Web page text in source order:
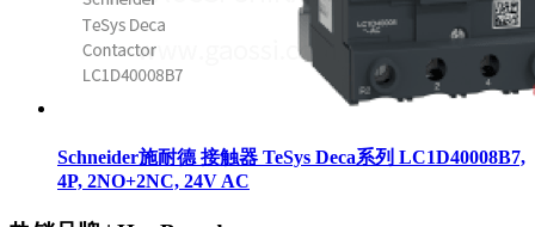
Schneider施耐德 接触器 TeSys Deca系列 LC1D40008B7,
4P, 2NO+2NC, 24V AC